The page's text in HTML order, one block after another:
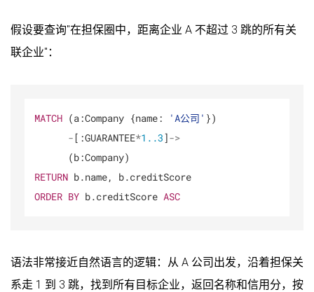
假设要查询"在担保圈中，距离企业 A 不超过 3 跳的所有关
联企业"：
MATCH (a:Company {name: 'A公司' })
- [:GUARANTEE*1. .3]->
RETURN
ORDER BY b.creditScore ASC
语法非常接近自然语言的逻辑：从 A 公司出发，沿着担保关
系走 1 到 3 跳，找到所有目标企业，返回名称和信用分，按